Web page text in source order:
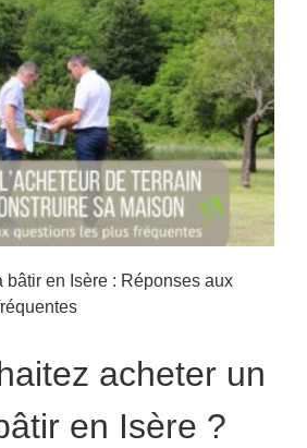
2
avril
!
bâtir en Isère : Réponses aux
acheter un
en Isère ?